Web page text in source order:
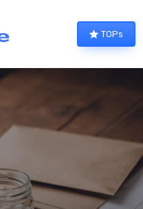
TOPs